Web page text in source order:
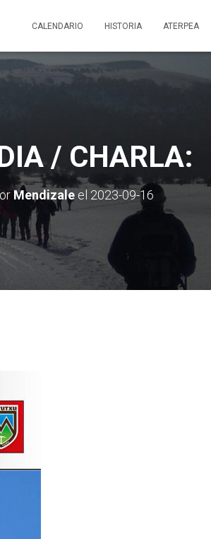
CALENDARIO HISTORIA ATERPEA
/ CHARLA:
Mendizaleel 2023-09-16